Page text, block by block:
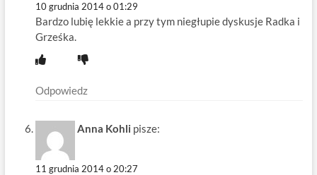
10 grudnia 2014 o 01:29
Bardzo lubię lekkie a przy tym niegłupie dyskusje Radka i
Grześka.
Odpowiedz
Anna Kohli pisze:
11 grudnia 2014 o 20:27